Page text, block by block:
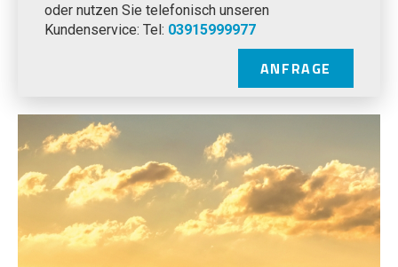
oder nutzen Sie telefonisch unseren
Kundenservice: Tel: 03915999977
ANFRAGE